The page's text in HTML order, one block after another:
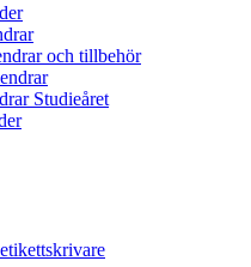
och tillbehör
Studieåret